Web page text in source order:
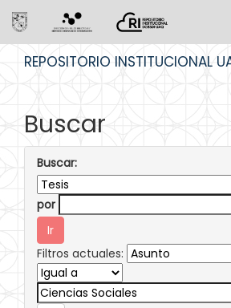
REPOSITORIO INSTITUCIONAL
Buscar
Buscar:
por
Filtros actuales: